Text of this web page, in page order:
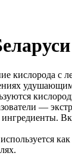
кислорода
—